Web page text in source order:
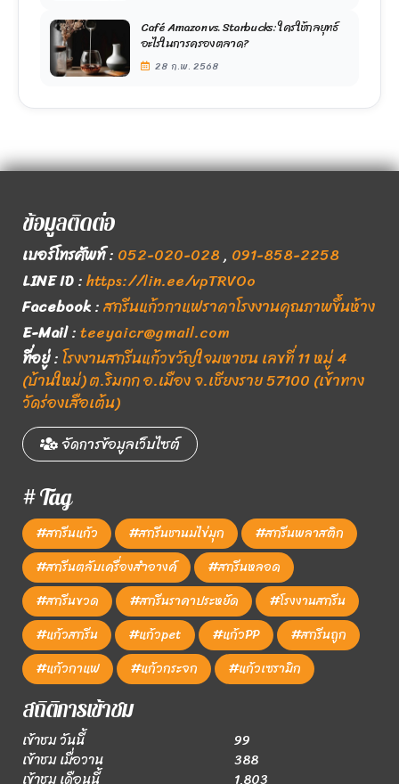
Café Amazon vs. Starbucks: ใครใช้กลยุทธ์
อะไรในการครองตลาด?
28 ก.พ. 2568
ข้อมูลติดต่อ
เบอร์โทรศัพท์: 052-020-028, 091-858-2258
LINE ID:https://lin.ee/vpTRVOo
Facebook:สกรีนแก้วกาแฟราคาโรงงานคุณภาพขึ้นห้าง
E-Mail:teeyaicr@gmail.com
ที่อยู่:โรงงานสกรีนแก้วขวัญใจมหาชน เลขที่ 11 หมู่ 4
(บ้านใหม่) ต.ริมกก อ.เมือง จ.เชียงราย 57100 (เข้าทาง
วัดร่องเสือเต้น)
จัดการข้อมูลเว็บไซต์
# Tag
#สกรีนแก้ว #สกรีนชานมไข่มุก
#สกรีนพลาสติก
#สกรีนตลับเครื่องสำอางค์
#สกรีนหลอด
#สกรีนขวด
#สกรีนราคาประหยัด
#โรงงานสกรีน
#แก้วสกรีน
#แก้วpet #แก้วPP
#สกรีนถูก
#แก้วกาแฟ
#แก้วกระจก #แก้วเซรามิก
สถิติการเข้าชม
เข้าชม วันนี้
99
เข้าชม เมื่อวาน
388